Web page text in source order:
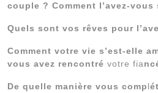
couple ? Comment l’avez-vous
Quels sont vos rêves pour
Comment votre vie s’est-elle
vous avez rencontré votre fia
De quelle manière vous compl